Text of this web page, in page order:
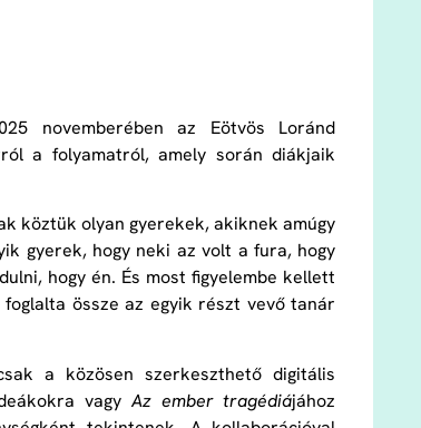
novemberében az Eötvös Loránd
a folyamatról, amely során diákjaik
köztük olyan gyerekek, akiknek amúgy
gyerek, hogy neki az volt a fura, hogy
hogy én. És most figyelembe kellett
össze az egyik részt vevő tanár
a közösen szerkeszthető digitális
vagy Az ember tragédiájához